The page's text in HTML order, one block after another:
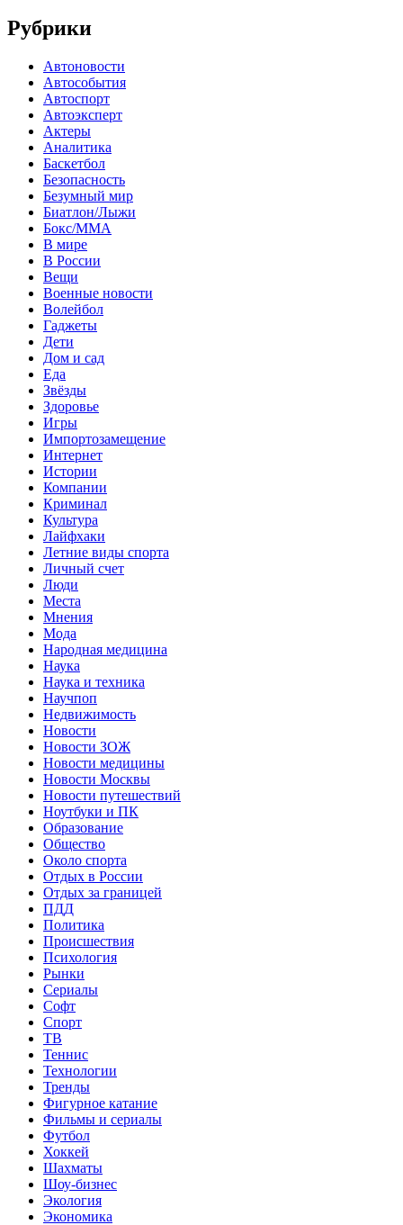
Рубрики
Автоновости
Автособытия
Автоспорт
Автоэксперт
Актеры
Аналитика
Баскетбол
Безопасность
Безумный мир
Биатлон/Лыжи
Бокс/MMA
В мире
В России
Вещи
Военные новости
Волейбол
Гаджеты
Дети
Дом и сад
Еда
Звёзды
Здоровье
Игры
Импортозамещение
Интернет
Истории
Компании
Криминал
Культура
Лайфхаки
Летние виды спорта
Личный счет
Люди
Места
Мнения
Мода
Народная медицина
Наука
Наука и техника
Научпоп
Недвижимость
Новости
Новости ЗОЖ
Новости медицины
Новости Москвы
Новости путешествий
Ноутбуки и ПК
Образование
Общество
Около спорта
Отдых в России
Отдых за границей
ПДД
Политика
Происшествия
Психология
Рынки
Сериалы
Софт
Спорт
ТВ
Теннис
Технологии
Тренды
Фигурное катание
Фильмы и сериалы
Футбол
Хоккей
Шахматы
Шоу-бизнес
Экология
Экономика